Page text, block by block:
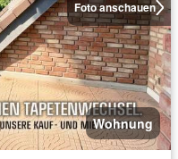
Foto anschauen
Wohnung